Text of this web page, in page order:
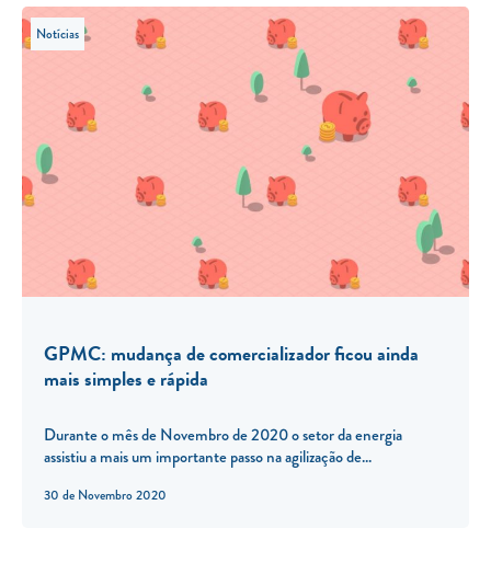
30 de Novembro 2020
Notícias
GPMC: mudança de comercializador ficou ainda
mais simples e rápida
Durante o mês de Novembro de 2020 o setor da energia
assistiu a mais um importante passo na agilização de...